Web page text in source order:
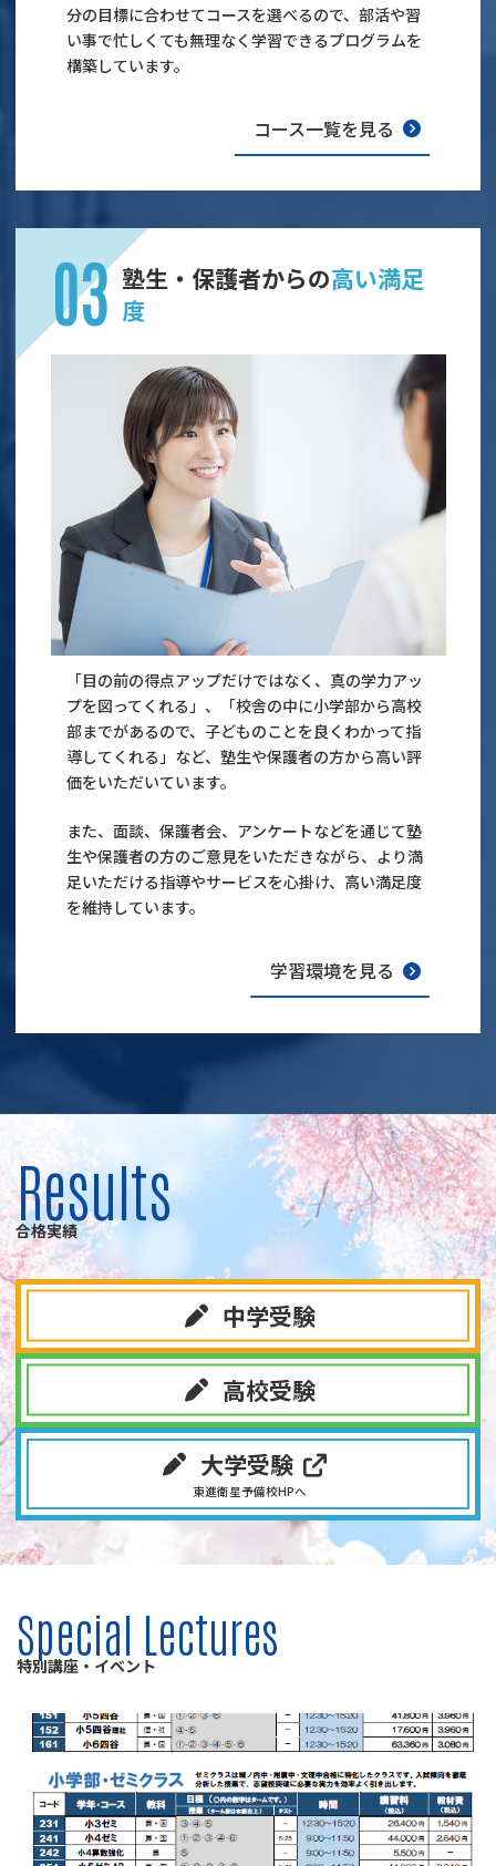
分の目標に合わせてコースを選べるので、部活や習
い事で忙しくても無理なく学習できるプログラムを
構築しています。
コース一覧を見る
塾生・保護者からの高い満足
度
「目の前の得点アップだけではなく、真の学力アッ
プを図ってくれる」、「校舎の中に小学部から高校
部までがあるので、子どものことを良くわかって指
導してくれる」など、塾生や保護者の方から高い評
価をいただいています。
また、面談、保護者会、アンケートなどを通じて塾
生や保護者の方のご意見をいただきながら、より満
足いただける指導やサービスを心掛け、高い満足度
を維持しています。
学習環境を見る
合格実績
Results
中学受験
高校受験
大学受験
東進衛星予備校HPへ
特別講座・イベント
Special Lectures